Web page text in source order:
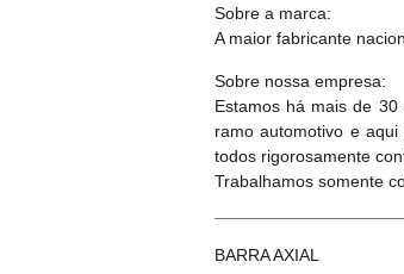
Sobre a marca:
A maior fabricante
Sobre nossa empresa:
Estamos há mais de
ramo automotivo e
todos rigorosamente
Trabalhamos somente
BARRA AXIAL